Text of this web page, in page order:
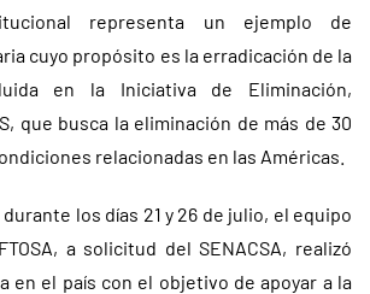
representa un ejemplo de
cuyo propósito es la erradicación de la
en la Iniciativa de Eliminación,
que busca la eliminación de más de 30
relacionadas en las Américas.
los días 21 y 26 de julio, el equipo
a solicitud del SENACSA, realizó
en el país con el objetivo de apoyar a la